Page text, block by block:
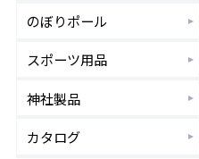
のぼりポール
スポーツ用品
神社製品
カタログ